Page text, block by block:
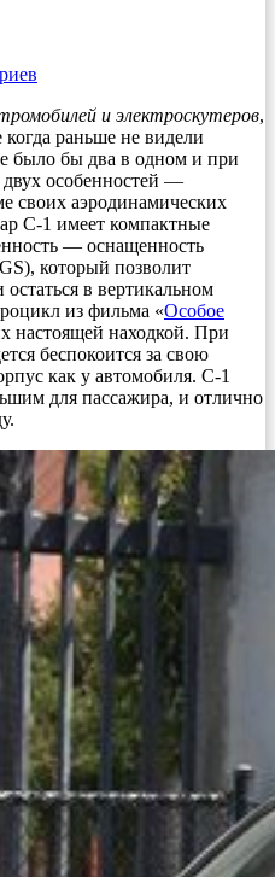
и электроскутеров,
раньше не видели
было бы два в одном и при
двух особенностей —
своих аэродинамических
C-1 имеет компактные
— оснащенность
который позволит
в вертикальном
из фильма «Особое
настоящей находкой. При
беспокоится за свою
как у автомобиля. C-1
для пассажира, и отлично